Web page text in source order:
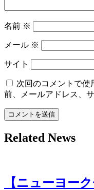
名前 ※
メール ※
サイト
次回のコメントで使
前、メールアドレス、
Related News
【ニューヨー